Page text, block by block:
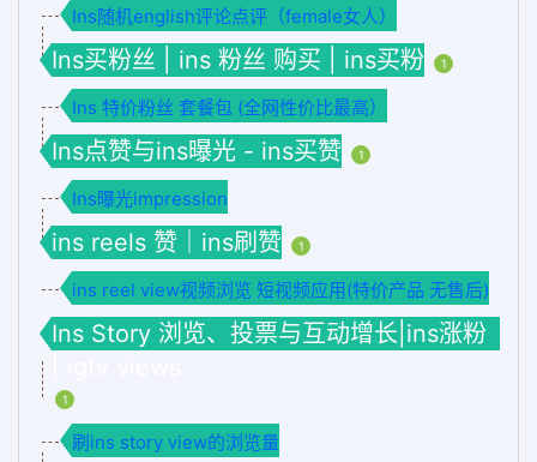
Ins随机english评论点评（female女人）
Ins买粉丝 | ins 粉丝 购买 | ins买粉 1
Ins 特价粉丝 套餐包 (全网性价比最高）
Ins点赞与ins曝光 - ins买赞 1
Ins曝光impression
ins reels 赞｜ins刷赞 1
ins reel view视频浏览 短视频应用(特价产品 无售后)
Ins Story 浏览、投票与互动增长|ins涨粉
1
刷ins story view的浏览量